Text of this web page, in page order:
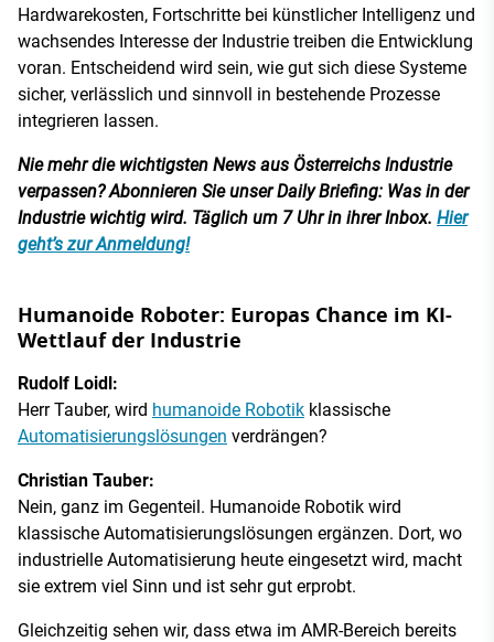
Hardwarekosten, Fortschritte bei künstlicher Intelligenz und
wachsendes Interesse der Industrie treiben die Entwicklung
voran. Entscheidend wird sein, wie gut sich diese Systeme
sicher, verlässlich und sinnvoll in bestehende Prozesse
integrieren lassen.
Nie mehr die wichtigsten News aus Österreichs Industrie
verpassen? Abonnieren Sie unser Daily Briefing: Was in der
Industrie wichtig wird. Täglich um 7 Uhr in ihrer Inbox. Hier
geht’s zur Anmeldung!
Humanoide Roboter: Europas Chance im KI-
Wettlauf der Industrie
Rudolf Loidl:
Herr Tauber, wird humanoide Robotik klassische
Automatisierungslösungen verdrängen?
Christian Tauber:
Nein, ganz im Gegenteil. Humanoide Robotik wird
klassische Automatisierungslösungen ergänzen. Dort, wo
industrielle Automatisierung heute eingesetzt wird, macht
sie extrem viel Sinn und ist sehr gut erprobt.
Gleichzeitig sehen wir, dass etwa im AMR-Bereich bereits